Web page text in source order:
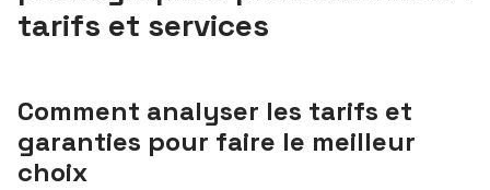
tarifs et services
Comment analyser les tarifs et
garanties pour faire le meilleur
choix